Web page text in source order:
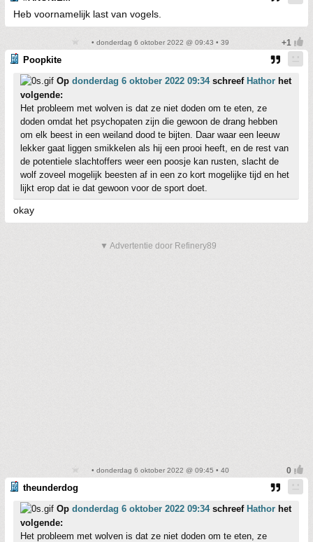
Heb voornamelijk last van vogels.
• donderdag 6 oktober 2022 @ 09:43 • 39
Poopkite
Op donderdag 6 oktober 2022 09:34schreef Hathor het
volgende:
Het probleem met wolven is dat ze niet doden om te eten, ze
doden omdat het psychopaten zijn die gewoon de drang hebben
om elk beest in een weiland dood te bijten. Daar waar een leeuw
lekker gaat liggen smikkelen als hij een prooi heeft, en de rest van
de potentiele slachtoffers weer een poosje kan rusten, slacht de
wolf zoveel mogelijk beesten af in een zo kort mogelijke tijd en het
lijkt erop dat ie dat gewoon voor de sport doet.
okay
▼ Advertentie door Refinery89
• donderdag 6 oktober 2022 @ 09:45 • 40
theunderdog
Op donderdag 6 oktober 2022 09:34schreef Hathor het
volgende:
Het probleem met wolven is dat ze niet doden om te eten, ze